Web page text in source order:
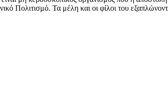
Πολιτισμό. Τα μέλη και οι φίλοι του